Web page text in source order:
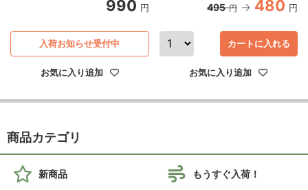
990 円
お気に入り追加
入荷お知らせ受付中
495 円 480 円
カートに入れる
お気に入り追加
商品カテゴリ
新商品 もうすぐ入荷！